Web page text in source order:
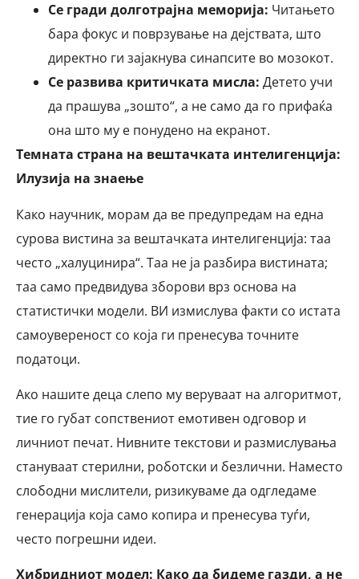
Се гради долготрајна меморија: Читањето
бара фокус и поврзување на дејствата, што
директно ги зајакнува синапсите во мозокот.
Се развива критичката мисла: Детето учи
да прашува „зошто“, а не само да го прифаќа
она што му е понудено на екранот.
Темната страна на вештачката интелигенција:
Илузија на знаење
Како научник, морам да ве предупредам на една
сурова вистина за вештачката интелигенција: таа
често „халуцинира“. Таа не ја разбира вистината;
таа само предвидува зборови врз основа на
статистички модели. ВИ измислува факти со истата
самоувереност со која ги пренесува точните
податоци.
Ако нашите деца слепо му веруваат на алгоритмот,
тие го губат сопствениот емотивен одговор и
личниот печат. Нивните текстови и размислувања
стануваат стерилни, роботски и безлични. Наместо
слободни мислители, ризикуваме да одгледаме
генерација која само копира и пренесува туѓи,
често погрешни идеи.
Хибридниот модел: Како да бидеме газди, а не